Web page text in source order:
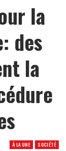
la
des
la
À LA UNE SOCIÉTÉ